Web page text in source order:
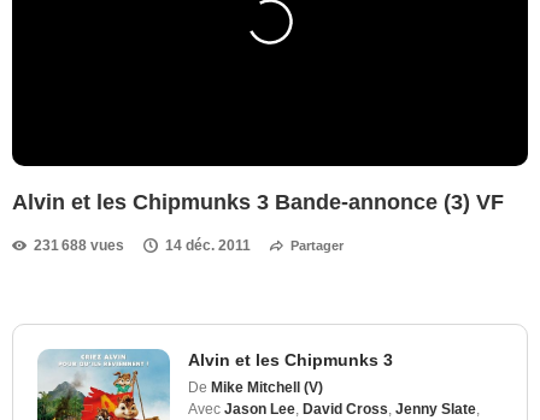
Alvin et les Chipmunks 3 Bande-annonce (3) VF
231 688 vues 14 déc. 2011 Partager
Alvin et les Chipmunks 3
De Mike Mitchell (V)
Avec Jason Lee David Cross Jenny Slate